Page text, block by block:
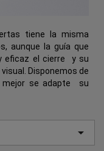
tiene la misma
aunque la guía que
eficaz el cierre y su
Disponemos de
mejor se adapte su
